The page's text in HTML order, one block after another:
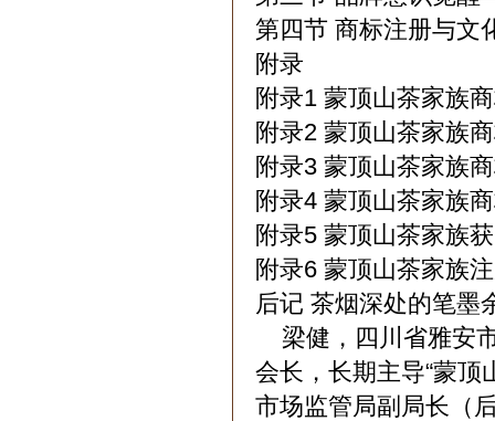
第四节 商标注册与文
附录
附录1 蒙顶山茶家族
附录2 蒙顶山茶家族
附录3 蒙顶山茶家族
附录4 蒙顶山茶家族
附录5 蒙顶山茶家族
附录6 蒙顶山茶家族
后记 茶烟深处的笔墨
梁健，四川省雅安
会长，长期主导“蒙顶
市场监管局副局长（